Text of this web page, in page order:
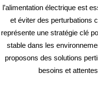
l’alimentation électrique est
et éviter des perturbations
représente une stratégie clé
stable dans les
proposons des solutions
besoins et